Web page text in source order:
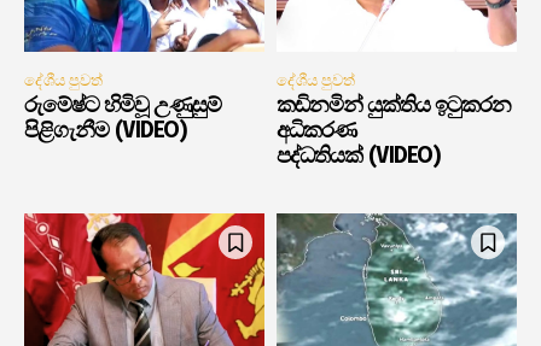
දේශීය පුවත්
රුමේෂ්ට හිමිවූ උණුසුම්
පිළිගැනීම (VIDEO)
දේශීය පුවත්
කඩිනමින් යුක්තිය ඉටුකරන
අධිකරණ
පද්ධතියක් (VIDEO)